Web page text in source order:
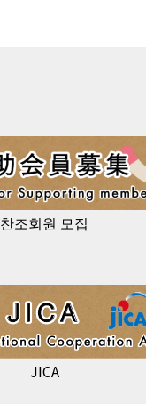
찬조회원 모집
JICA